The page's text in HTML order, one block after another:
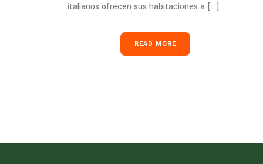
italianos ofrecen sus habitaciones a [...]
READ MORE